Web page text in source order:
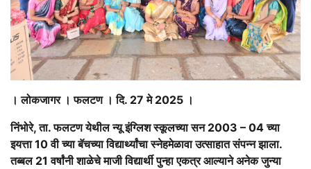
। लोकजागर । फलटण । दि. 27 मे 2025 ।
निंभोरे, ता. फलटण येथील न्यू इंग्लिश स्कूलच्या सन 2003 – 04 च्या
इयत्ता 10 वी च्या बॅचच्या विद्यार्थ्यांचा स्नेहमेळावा उत्साहात संपन्न झाला.
तब्बल 21 वर्षांनी शाळेचे माजी विद्यार्थी पुन्हा एकत्र आल्याने अनेक जुन्या